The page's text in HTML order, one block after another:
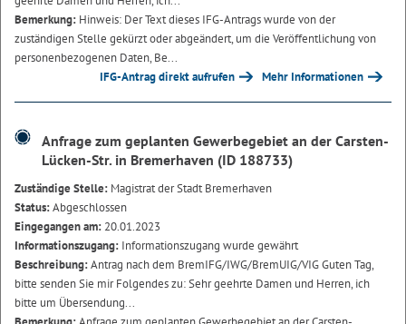
Bemerkung: Hinweis: Der Text dieses IFG-Antrags wurde von der
zuständigen Stelle gekürzt oder abgeändert, um die Veröffentlichung von
personenbezogenen Daten, Be...
IFG-Antrag direkt aufrufen
Mehr Informationen
Anfrage zum geplanten Gewerbegebiet an der Carsten-
Lücken-Str. in Bremerhaven (ID 188733)
Zuständige Stelle: Magistrat der Stadt Bremerhaven
Status:Abgeschlossen
Eingegangen am: 20.01.2023
Informationszugang: Informationszugang wurde gewährt
Beschreibung:Antrag nach dem BremIFG/IWG/BremUIG/VIG Guten Tag,
bitte senden Sie mir Folgendes zu: Sehr geehrte Damen und Herren, ich
bitte um Übersendung...